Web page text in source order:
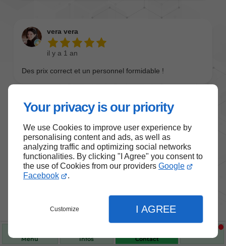
Your privacy is our priority
We use Cookies to improve user experience by
personalising content and ads, as well as
analyzing traffic and optimizing social networks
functionalities. By clicking "I Agree" you consent to
the use of Cookies from our providers Google
Facebook
.
Customize I AGREE
Menu Infos Contact
Nos produits de santé et de